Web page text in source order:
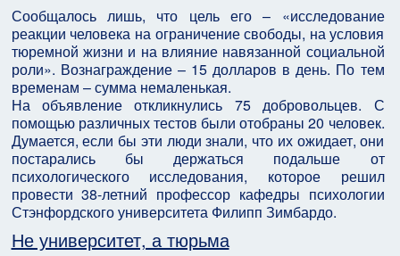
Сообщалось лишь, что цель его – «исследование
реакции человека на ограничение свободы, на условия
тюремной жизни и на влияние навязанной социальной
роли». Вознаграждение – 15 долларов в день. По тем
временам – сумма немаленькая.
На объявление откликнулись 75 добровольцев. С
помощью различных тестов были отобраны 20 человек.
Думается, если бы эти люди знали, что их ожидает, они
постарались бы держаться подальше от
психологического исследования, которое решил
провести 38-летний профессор кафедры психологии
Стэнфордского университета Филипп Зимбардо.
Не университет, а тюрьма